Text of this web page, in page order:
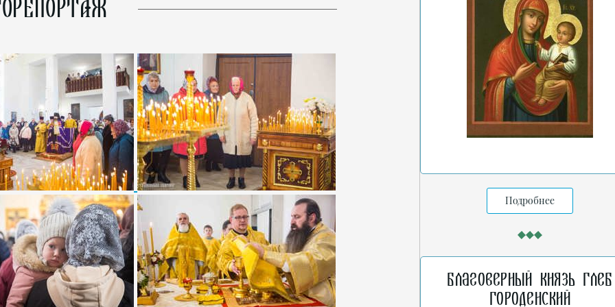
Подробнее
Благоверный князь Глеб
Городенский